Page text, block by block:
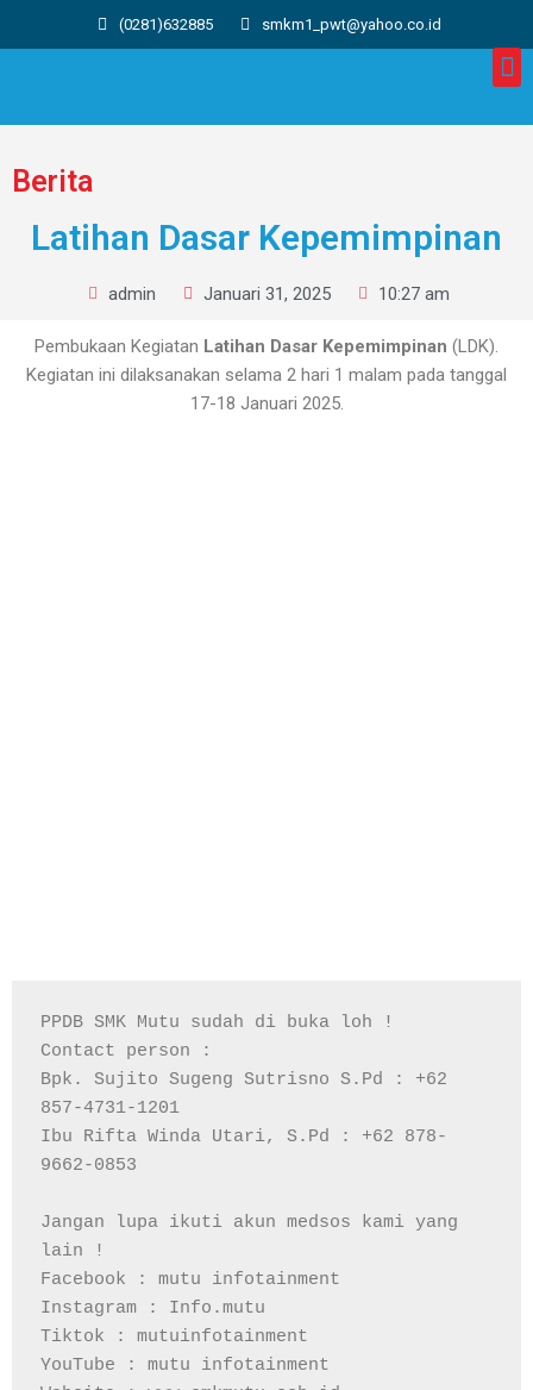
(0281)632885 smkm1_pwt@yahoo.co.id
Berita
Latihan Dasar Kepemimpinan
admin Januari 31, 2025 10:27 am
Pembukaan Kegiatan Latihan Dasar Kepemimpinan (LDK).
Kegiatan ini dilaksanakan selama 2 hari 1 malam pada tanggal
17-18 Januari 2025.
PPDB SMK Mutu sudah di buka loh !
Contact person :
Bpk. Sujito Sugeng Sutrisno S.Pd : +62
857-4731-1201
Ibu Rifta Winda Utari, S.Pd : +62 878-
9662-0853
Jangan lupa ikuti akun medsos kami yang
lain !
Facebook : mutu infotainment
Instagram : Info.mutu
Tiktok : mutuinfotainment
YouTube : mutu infotainment